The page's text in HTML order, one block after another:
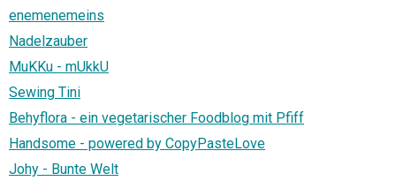
enemenemeins
Nadelzauber
MuKKu - mUkkU
Sewing Tini
Behyflora - ein vegetarischer Foodblog mit Pfiff
Handsome - powered by CopyPasteLove
Johy - Bunte Welt